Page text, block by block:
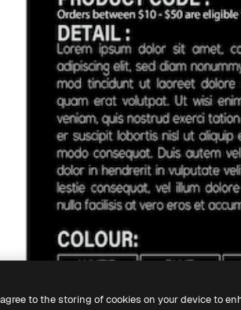
to the storing of cookies on your device to